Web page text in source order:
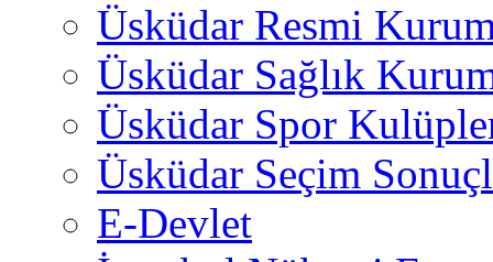
Üsküdar Resmi
Üsküdar Sağlık
Üsküdar Spor
Üsküdar Seçim
E-Devlet